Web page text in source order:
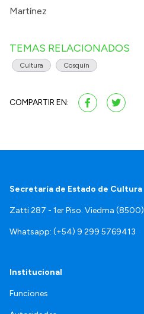
Martínez
TEMAS RELACIONADOS
Cultura Cosquín
COMPARTIR EN:
Secretaría de Estado de Cultura
Zatti 287 - 1er Piso. Viedma (8500)
Whatsapp: (+54) 9 299 5769413
Institucional
Funciones